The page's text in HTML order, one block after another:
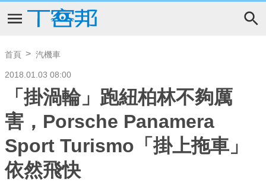
首頁 汽機車
2018.01.03 08:00
「掛渦輪」跑紐柏林不夠厲
害，Porsche Panamera
Sport Turismo「掛上拖車」
依然飛快